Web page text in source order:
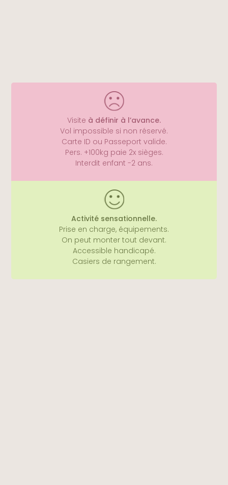
Visite à définir à l’avance.
Vol impossible si non réservé.
Carte ID ou Passeport valide.
Pers. +100kg paie 2x sièges.
Interdit enfant -2 ans.
Activité sensationnelle.
Prise en charge, équipements.
On peut monter tout devant.
Accessible handicapé.
Casiers de rangement.